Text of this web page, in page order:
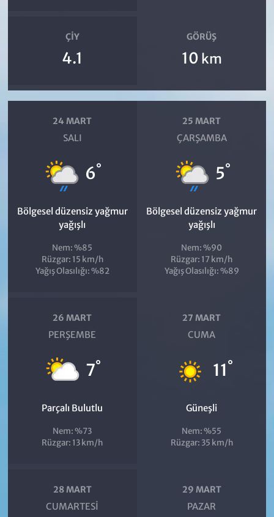
ÇIY
4.1
GÖRÜŞ
10 km
24 MART
SALI
6°
Bölgesel düzensiz yağmur
yağışlı
Nem: %85
Rüzgar: 15 km/h
Yağış Olasılığı: %82
25 MART
ÇARŞAMBA
5°
Bölgesel düzensiz yağmur
yağışlı
Nem: %90
Rüzgar: 17 km/h
Yağış Olasılığı: %89
26 MART
PERŞEMBE
7°
Parçalı Bulutlu
Nem: %73
Rüzgar: 13 km/h
27 MART
CUMA
11°
Güneşli
Nem: %55
Rüzgar: 35 km/h
28 MART
CUMARTESI
29 MART
PAZAR